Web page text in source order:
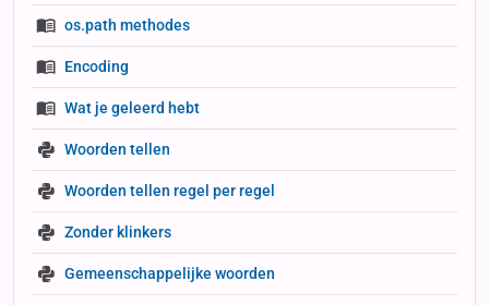
os.path methodes
Encoding
Wat je geleerd hebt
Woorden tellen
Woorden tellen regel per regel
Zonder klinkers
Gemeenschappelijke woorden